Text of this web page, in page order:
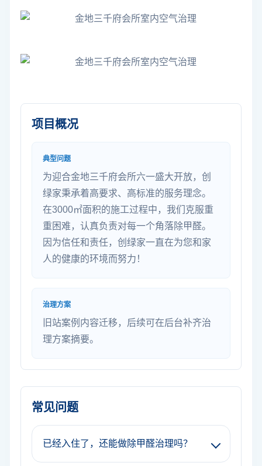
项目概况
典型问题
为迎合金地三千府会所六一盛大开放，创
绿家秉承着高要求、高标准的服务理念。
在3000㎡面积的施工过程中，我们克服重
重困难，认真负责对每一个角落除甲醛。
因为信任和责任，创绿家一直在为您和家
人的健康的环境而努力！
治理方案
旧站案例内容迁移，后续可在后台补齐治
理方案摘要。
常见问题
已经入住了，还能做除甲醛治理吗？